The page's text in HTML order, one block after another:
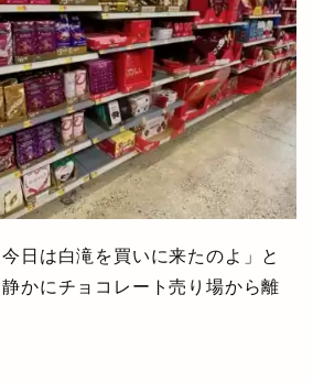
日は白滝を買いに来たのよ」と
かにチョコレート売り場から離